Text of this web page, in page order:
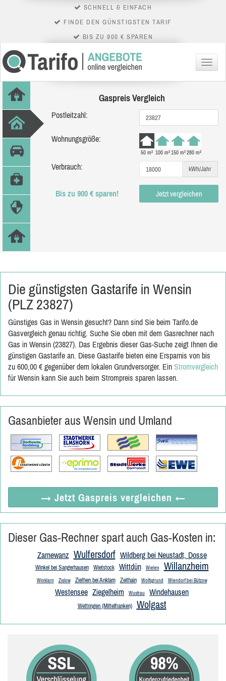
SCHNELL & EINFACH
FINDE DEN GÜNSTIGSTEN TARIF
BIS ZU 900 € SPAREN
Menü
Gaspreis Vergleich
Postleitzahl:
Wohnungsgröße:
50 m² 100 m²150 m²280 m²
Verbrauch: kWh/Jahr
Bis zu 900 € sparen! Jetzt vergleichen
Die günstigsten Gastarife in Wensin
(PLZ 23827)
Günstiges Gas in Wensin gesucht? Dann sind Sie beim Tarifo.de
Gasvergleich genau richtig. Suche Sie oben mit dem Gasrechner nach
Gas in Wensin (23827). Das Ergebnis dieser Gas-Suche zeigt Ihnen die
günstigen Gastarife an. Diese Gastarife bieten eine Ersparnis von bis
zu 600,00 € gegenüber dem lokalen Grundversorger. Ein Stromvergleich
für Wensin kann Sie auch beim Strompreis sparen lassen.
Gasanbieter aus Wensin und Umland
→ Jetzt Gaspreis vergleichen ←
Dieser Gas-Rechner spart auch Gas-Kosten in:
Zarnewanz Wulfersdorf Wildberg bei Neustadt, Dosse
Winkel bei Sangerhausen Wietstock Wittdün Wielen Willanzheim
Winklarn Zislow Ziethen bei Anklam Zeithain Wolfsgrund Wiendorf bei Bützow
Westensee Ziegelheim Wustrau Windehausen
Wettringen (Mittelfranken) Wolgast